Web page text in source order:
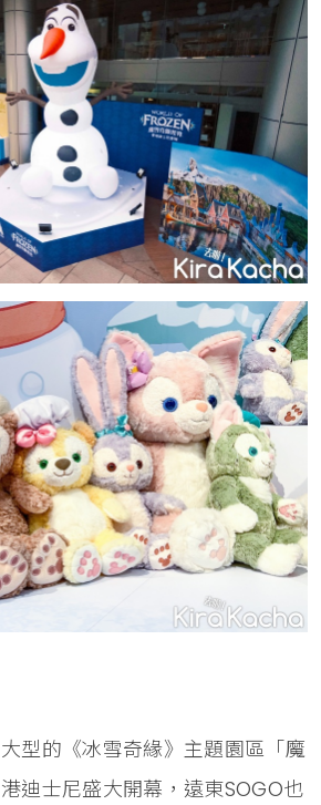
型的《冰雪奇緣》主題園區「魔
迪士尼盛大開幕，遠東SOGO也